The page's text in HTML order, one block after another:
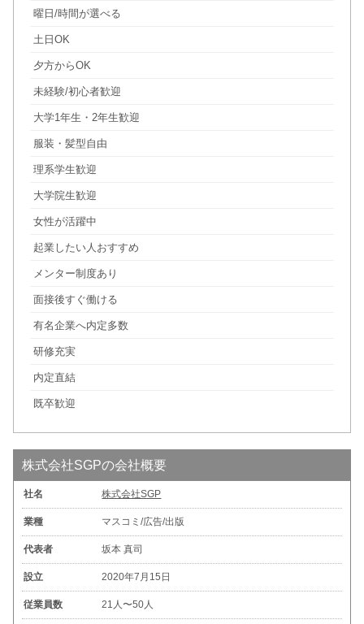
曜日/時間が選べる
土日OK
夕方からOK
未経験/初心者歓迎
大学1年生・2年生歓迎
服装・髪型自由
理系学生歓迎
大学院生歓迎
女性が活躍中
起業したい人おすすめ
メンター制度あり
面接後すぐ働ける
有名企業へ内定多数
研修充実
内定直結
既卒歓迎
株式会社SGPの会社概要
社名 株式会社SGP
業種 マスコミ/広告/出版
代表者 坂本 真司
設立 2020年7月15日
従業員数 21人〜50人